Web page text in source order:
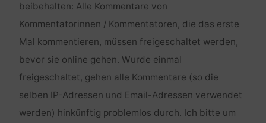
beibehalten: Alle Kommentare von
Kommentatorinnen / Kommentatoren, die das erste
Mal kommentieren, müssen freigeschaltet werden,
bevor sie online gehen. Wurde einmal
freigeschaltet, gehen alle Kommentare (so die
selben IP-Adressen und Email-Adressen verwendet
werden) hinkünftig problemlos durch. Ich bitte um